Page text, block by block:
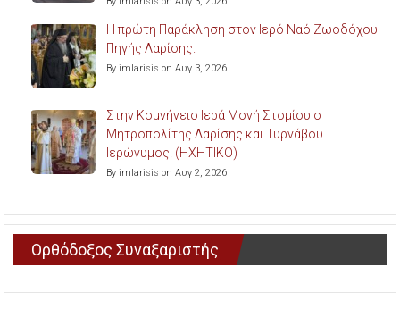
Η πρώτη Παράκληση στον Ιερό Ναό Ζωοδόχου
Πηγής Λαρίσης.
By imlarisis on Αυγ 3, 2026
Στην Κομνήνειο Ιερά Μονή Στομίου ο
Μητροπολίτης Λαρίσης και Τυρνάβου
Ιερώνυμος. (ΗΧΗΤΙΚΟ)
By imlarisis on Αυγ 2, 2026
Ορθόδοξος Συναξαριστής